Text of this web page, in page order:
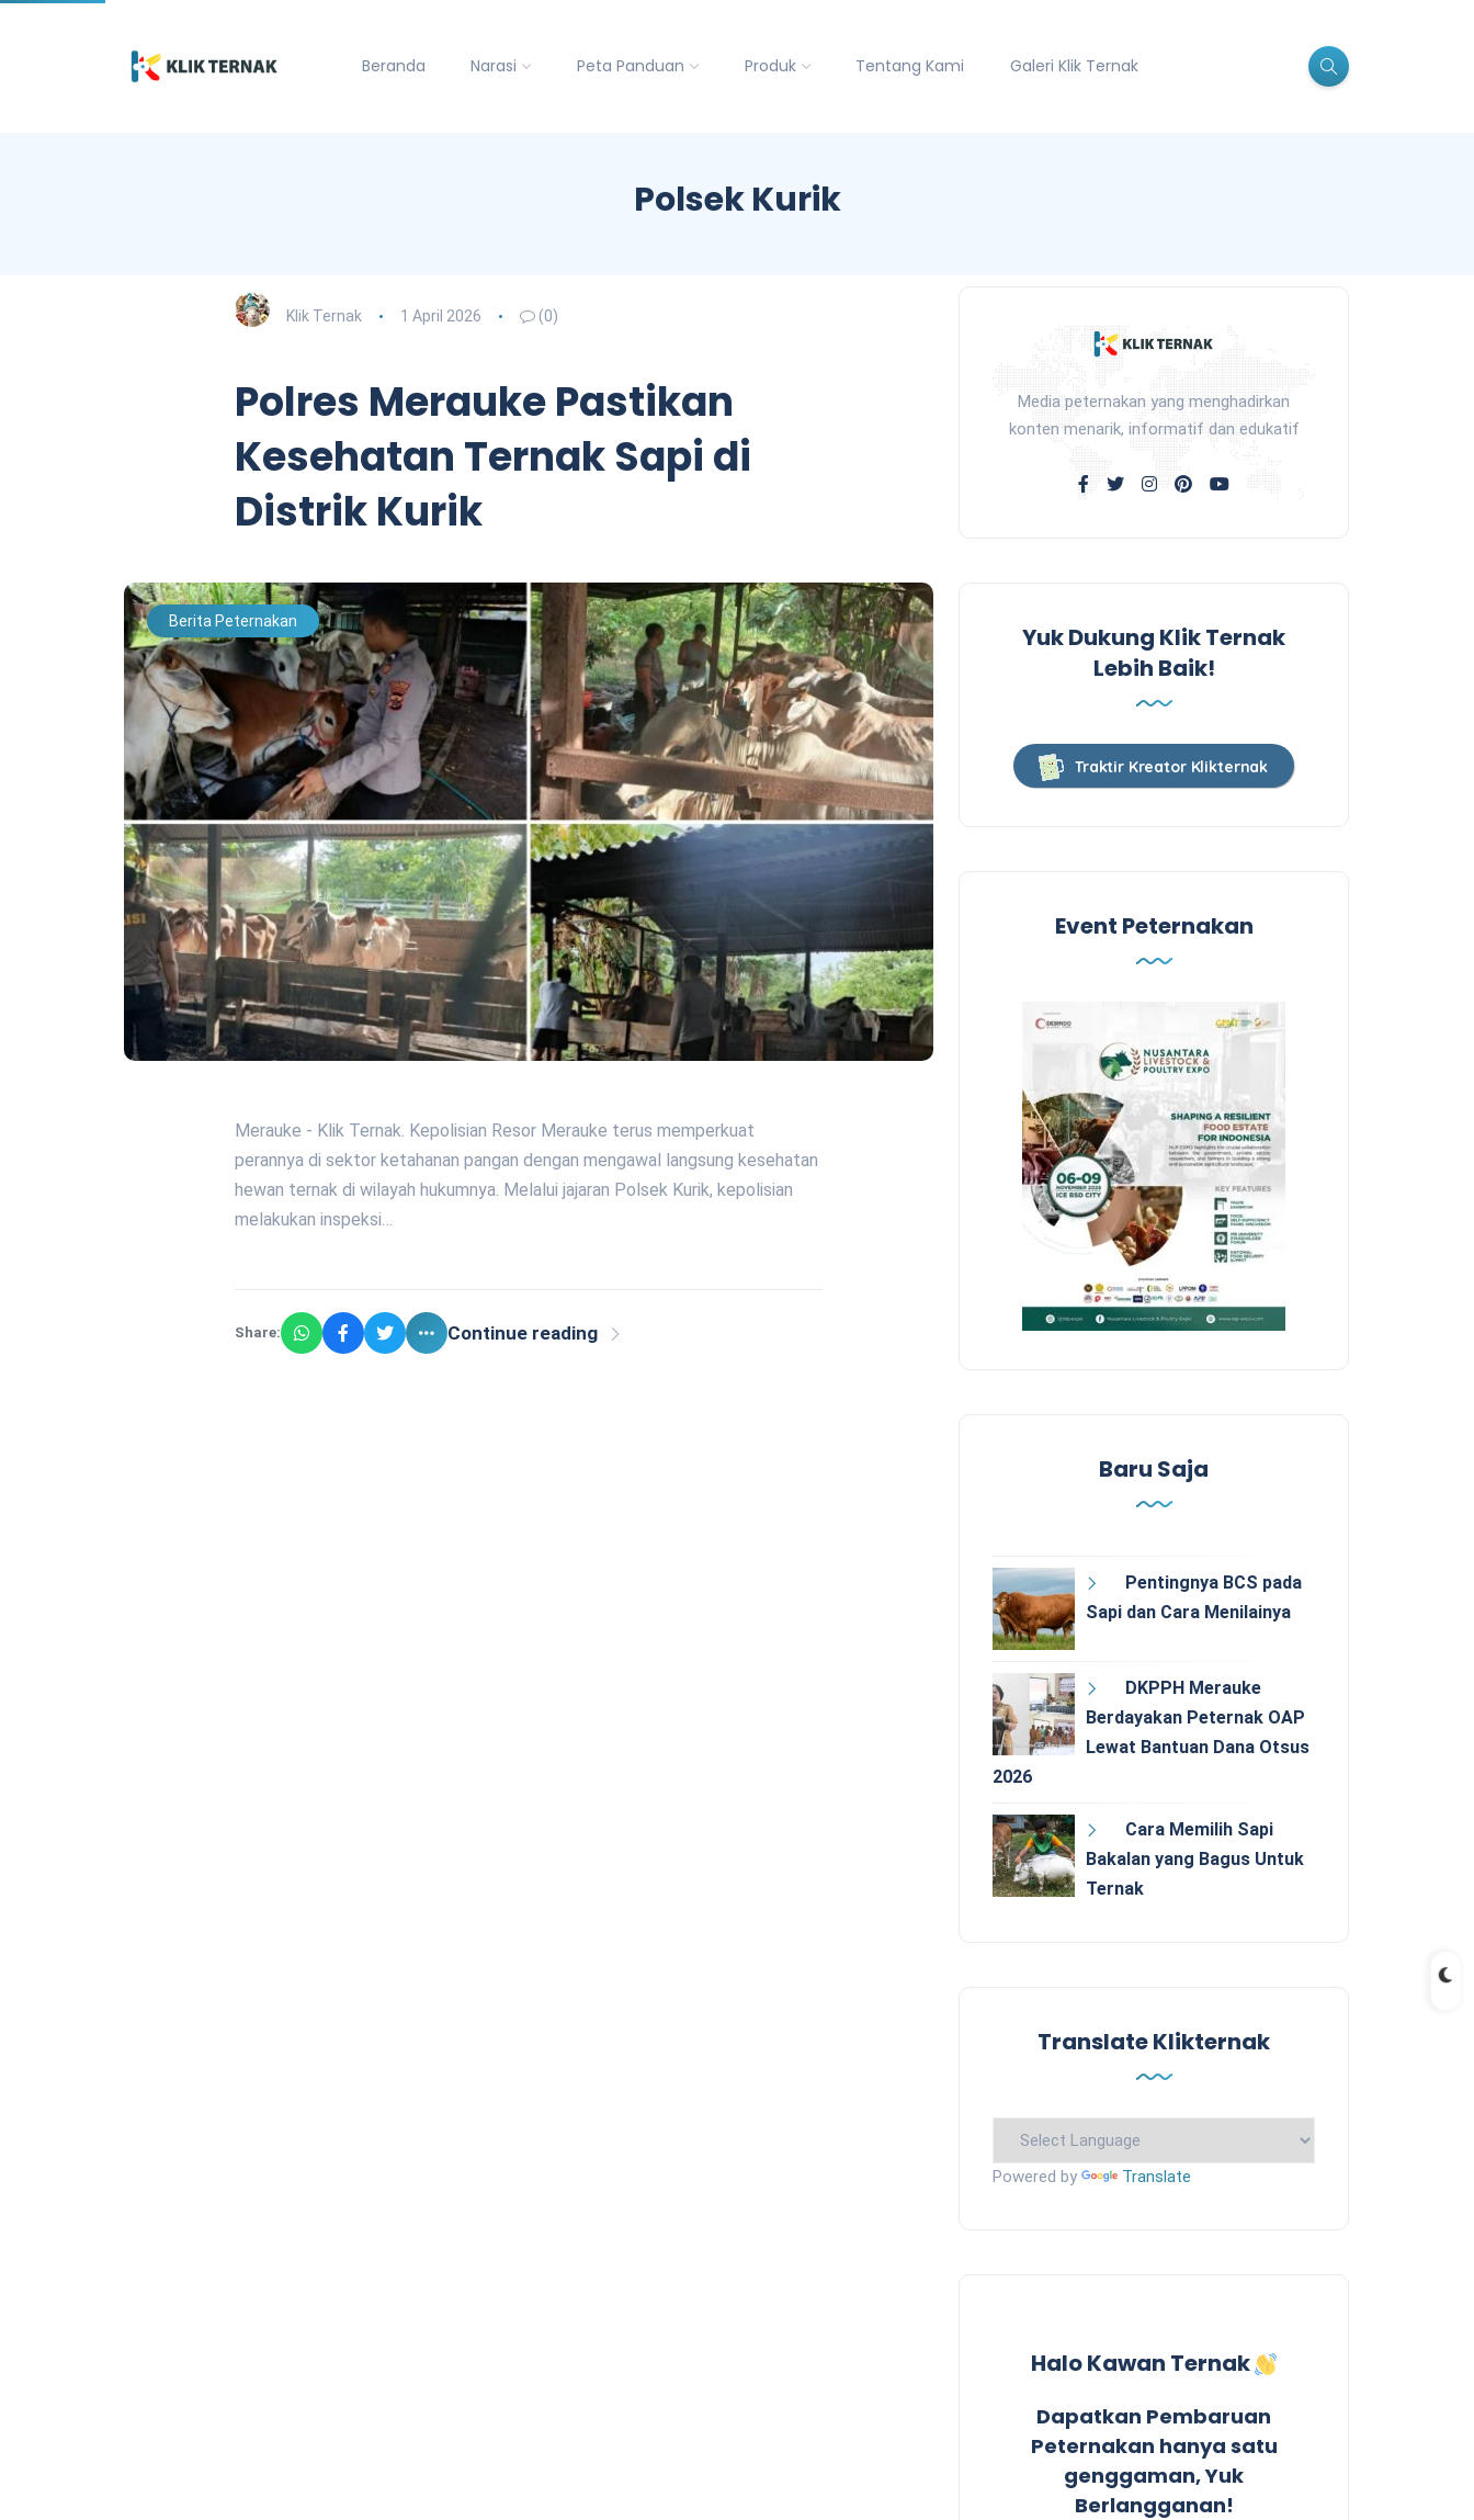
Beranda Narasi Peta Panduan Produk Tentang Kami Galeri Klik Ternak
Polsek Kurik
Klik Ternak 1 April 2026 (0)
Polres Merauke Pastikan
Kesehatan Ternak Sapi di
Distrik Kurik
Berita Peternakan
Merauke - Klik Ternak. Kepolisian Resor Merauke terus memperkuat
perannya di sektor ketahanan pangan dengan mengawal langsung kesehatan
hewan ternak di wilayah hukumnya. Melalui jajaran Polsek Kurik, kepolisian
melakukan inspeksi…
Share: Continue reading
Media peternakan yang menghadirkan
konten menarik, informatif dan edukatif
Yuk Dukung Klik Ternak
Lebih Baik!
Traktir Kreator Klikternak
Event Peternakan
Baru Saja
Pentingnya BCS pada
Sapi dan Cara Menilainya
DKPPH Merauke
Berdayakan Peternak OAP
Lewat Bantuan Dana Otsus
2026
Cara Memilih Sapi
Bakalan yang Bagus Untuk
Ternak
Translate Klikternak
Powered by Translate
Halo Kawan Ternak
Dapatkan Pembaruan
Peternakan hanya satu
genggaman, Yuk
Berlangganan!